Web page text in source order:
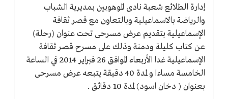
إدارة الطلائع شعبة نادى الموهوبين بمديرية الشباب
والرياضة بالاسماعيلية وبالتعاون مع قصر ثقافة
الإسماعيلية بتقديم عرض مسرحى تحت عنوان (رحلة)
عن كتاب كليلة ودمنة وذلك على مسرح قصر ثقافة
الإسماعيلية غدا الأربعاء الموافق 26 فبراير 2014 في الساعة
الخامسة مساءا و لمدة 40 دقيقة يتبعه عرض مسرحى
بعنوان ( دخان اسود) لمدة 10 دقائق .